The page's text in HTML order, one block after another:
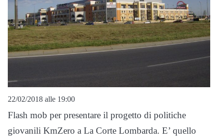
22/02/2018 alle 19:00
Flash mob per presentare il progetto di politiche
giovanili KmZero a La Corte Lombarda. E’ quello